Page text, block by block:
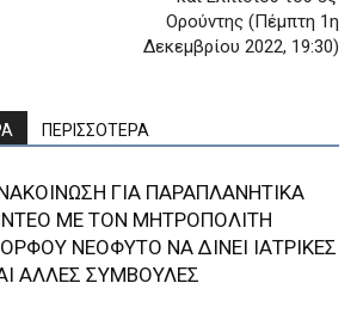
Ορούντης (Πέμπτη 1η
Δεκεμβρίου 2022, 19:30)
ΠΕΡΙΣΣΟΤΕΡΑ
ΓΙΑ ΠΑΡΑΠΛΑΝΗΤΙΚΑ
ΜΕ ΤΟΝ ΜΗΤΡΟΠΟΛΙΤΗ
ΝΕΟΦΥΤΟ ΝΑ ΔΙΝΕΙ ΙΑΤΡΙΚΕΣ
ΑΛΛΕΣ ΣΥΜΒΟΥΛΕΣ